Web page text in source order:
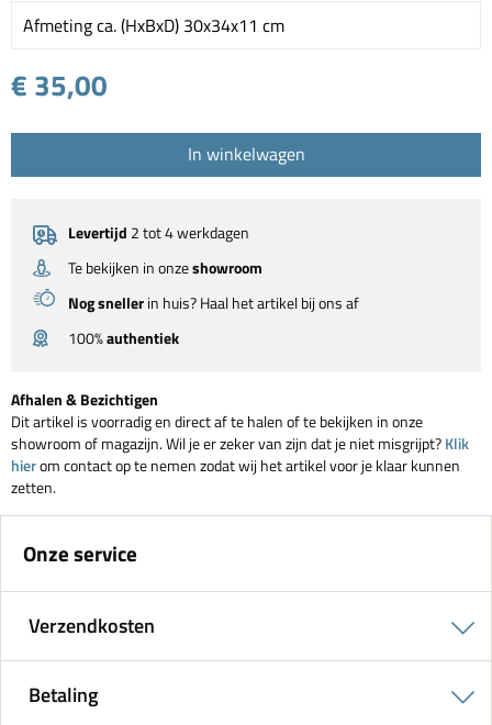
Afmeting ca. (HxBxD) 30x34x11 cm
€ 35,00
In winkelwagen
Levertijd 2 tot 4 werkdagen
Te bekijken in onzeshowroom
Nog snellerin huis? Haal het artikel bij ons af
100%authentiek
Afhalen & Bezichtigen
Dit artikel is voorradig en direct af te halen of te bekijken in onze
showroom of magazijn. Wil je er zeker van zijn dat je niet misgrijpt?Klik
hierom contact op te nemen zodat wij het artikel voor je klaar kunnen
zetten.
Onze service
Verzendkosten
Betaling